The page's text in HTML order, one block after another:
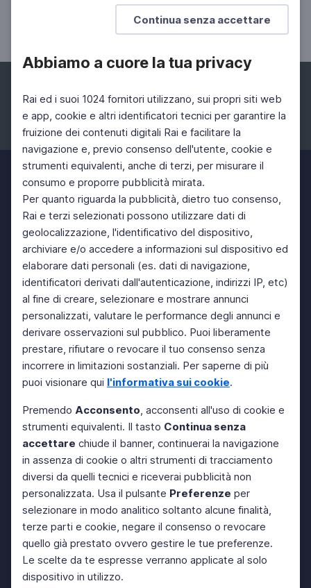
Continua senza accettare
Abbiamo a cuore la tua privacy
Rai ed i suoi 1024 fornitori utilizzano, sui propri siti web
e app, cookie e altri identificatori tecnici per garantire la
fruizione dei contenuti digitali Rai e facilitare la
navigazione e, previo consenso dell'utente, cookie e
strumenti equivalenti, anche di terzi, per misurare il
consumo e proporre pubblicità mirata.
Per quanto riguarda la pubblicità, dietro tuo consenso,
Rai e terzi selezionati possono utilizzare dati di
geolocalizzazione, l'identificativo del dispositivo,
archiviare e/o accedere a informazioni sul dispositivo ed
elaborare dati personali (es. dati di navigazione,
identificatori derivati dall'autenticazione, indirizzi IP, etc)
al fine di creare, selezionare e mostrare annunci
personalizzati, valutare le performance degli annunci e
derivare osservazioni sul pubblico. Puoi liberamente
prestare, rifiutare o revocare il tuo consenso senza
incorrere in limitazioni sostanziali. Per saperne di più
puoi visionare qui l'informativa sui cookie.
Premendo Acconsento, acconsenti all'uso di cookie e
strumenti equivalenti. Il tasto Continua senza
accettare chiude il banner, continuerai la navigazione
in assenza di cookie o altri strumenti di tracciamento
diversi da quelli tecnici e riceverai pubblicità non
personalizzata. Usa il pulsante Preferenze per
selezionare in modo analitico soltanto alcune finalità,
terze parti e cookie, negare il consenso o revocare
quello già prestato ovvero gestire le tue preferenze.
Le scelte da te espresse verranno applicate al solo
dispositivo in utilizzo.
Facebook Instagram Twitter